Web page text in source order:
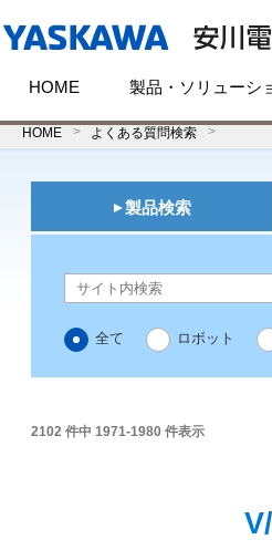
HOME 製品・ソリューシ
HOME よくある質問検索
製品検索
全て ロボット
2102 件中 1971-1980 件表示